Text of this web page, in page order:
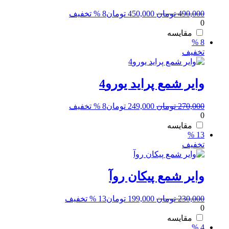
490,000 تومان قیمت
450,000 تومان8 % تخفیف
0
مقایسه
8 %
تخفیف
وایر شمع پراید یورو4
270,000 تومان قیمت
249,000 تومان8 % تخفیف
0
مقایسه
13 %
تخفیف
وایر شمع پیکان روآ
230,000 تومان قیمت
199,000 تومان13 % تخفیف
0
مقایسه
4 %